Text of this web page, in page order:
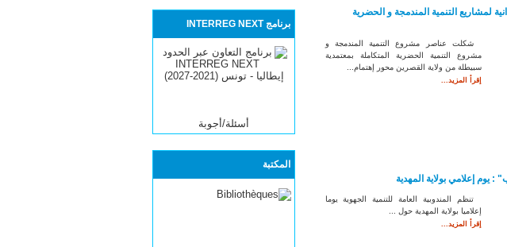
برنامج INTERREG NEXT
أسئلة/أجوبة
المكتبة
لمشاريع التنمية المندمجة و الحضرية
شكلت عناصر مشروع التنمية المندمجة و
مشروع التنمية الحضرية المتكاملة بمعتمدية
سبيطلة من ولاية القصرين محور إهتمام...
إقرأ المزيد...
: يوم إعلامي بولاية المهدية
تنظم المندوبية العامة للتنمية الجهوية يوما
إعلاميا بولاية المهدية حول ...
إقرأ المزيد...